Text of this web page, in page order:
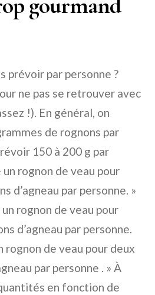
prévoir par personne ?
ne pas se retrouver avec
!). En général, on
de rognons par
150 à 200 g par
rognon de veau pour
d’agneau par personne. »
rognon de veau pour
d’agneau par personne.
rognon de veau pour deux
par personne . » À
en fonction de